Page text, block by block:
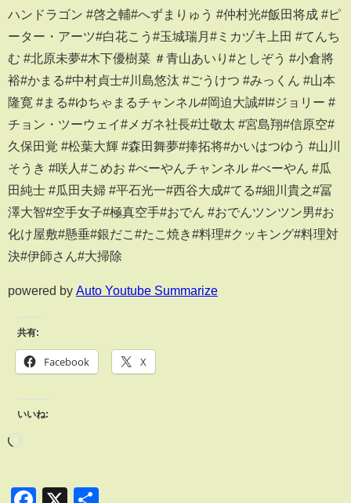
ハンドラゴン #啓之輔#へずまりゅう #仲村光#飯田将成 #ピ
ーター・アーツ#白花こう#玉城瑞月#ミカヅキ上田 #てんち
む #北原未夢#木下優樹菜 ＃青山あいり#としぞう #小倉將
裕#かまる#中村貞士#川島悠汰 #ごうけつ #みっくん #山本
隆寛 #まる#ゆちゃまるチャンネル#岡迫大誠#I#ジョリー #
チョン・ツーウェイ#メガネ社長#辻敬太 #宮島翔#信原空#
久保田覚 #松葉大輝 #森田舞夢#捧拓将#かいはつゆう #山川
そうき #咲人#こめお #べーやんチャンネル #べーやん #瓜
田純士 #瓜田夫婦 #平石光一#西谷大成#てる#細川貴之#冨
澤大智#空手女子#極真空手#おでん #おでんツンツン男#お
化け屋敷#懸垂#銀だこ#たこ焼き#料理#クッキング#料理対
決#伊師さん#大掃除
powered by Auto Youtube Summarize
共有:
Facebook X
いいね: